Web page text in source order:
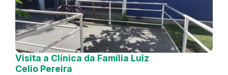
Visita a Clínica da Família Luiz
Celio Pereira